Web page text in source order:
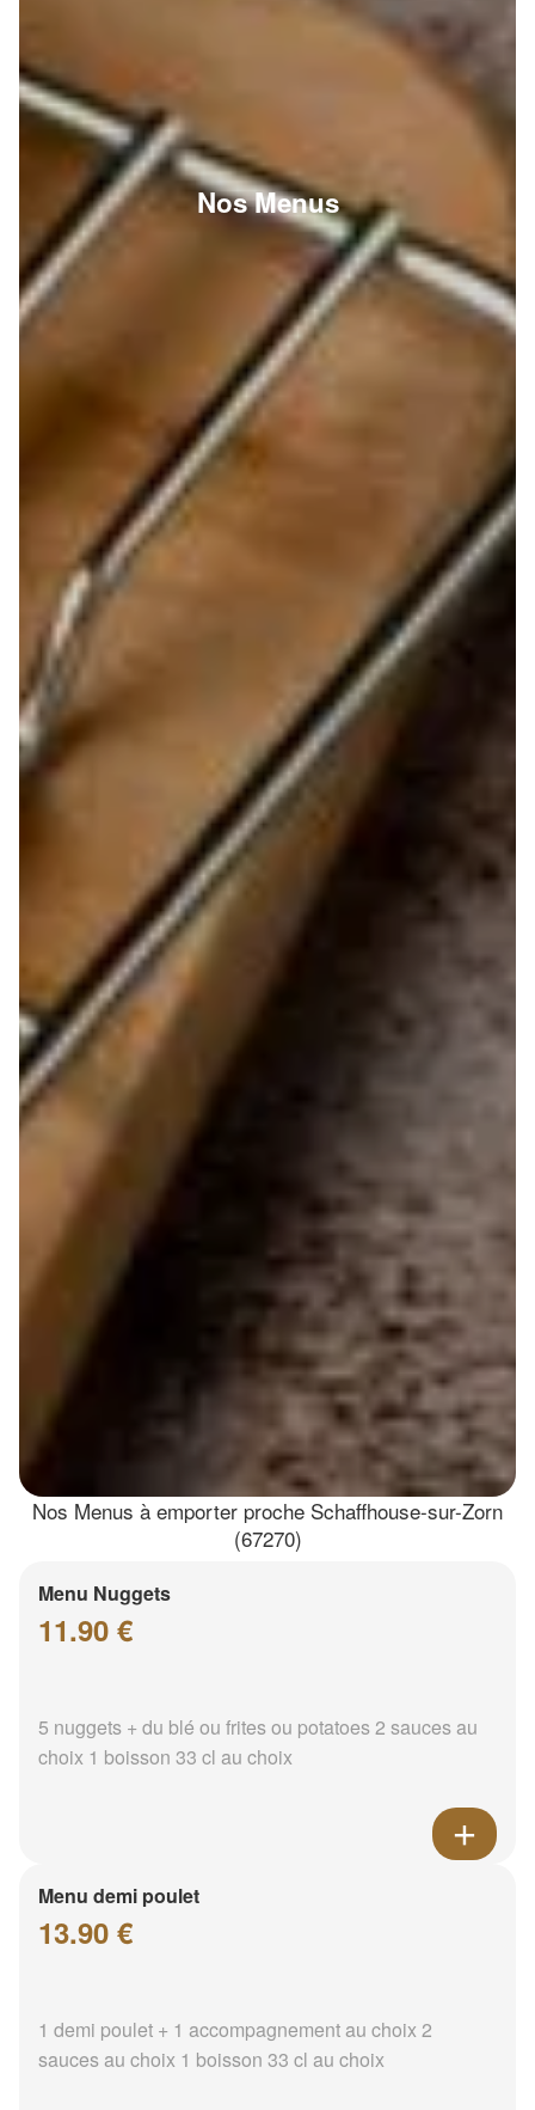
Nos Menus
Nos Menus à emporter proche Schaffhouse-sur-Zorn
(67270)
Menu Nuggets
11.90 €
5 nuggets + du blé ou frites ou potatoes 2 sauces au
choix 1 boisson 33 cl au choix
Menu demi poulet
13.90 €
1 demi poulet + 1 accompagnement au choix 2
sauces au choix 1 boisson 33 cl au choix